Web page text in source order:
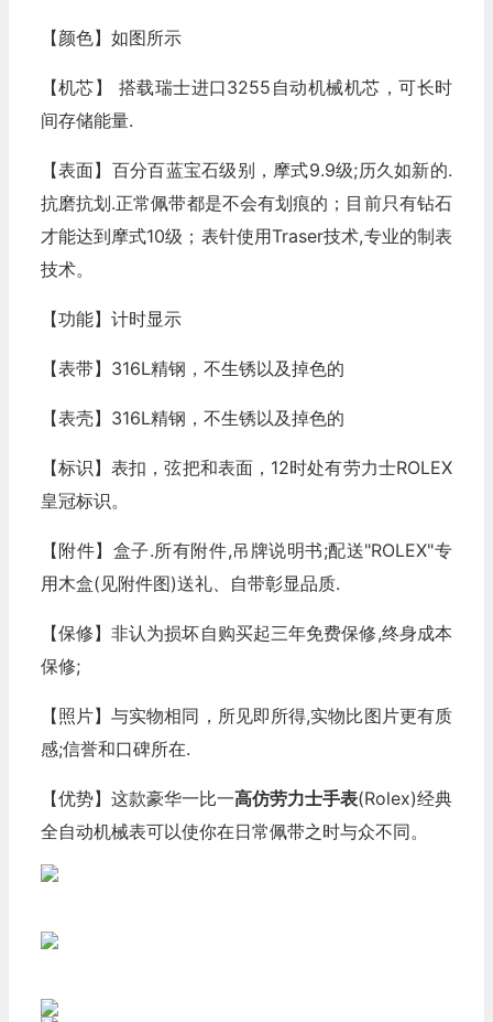
【颜色】如图所示
【机芯】 搭载瑞士进口3255自动机械机芯，可长时
间存储能量.
【表面】百分百蓝宝石级别，摩式9.9级;历久如新的.
抗磨抗划.正常佩带都是不会有划痕的；目前只有钻石
才能达到摩式10级；表针使用Traser技术,专业的制表
技术。
【功能】计时显示
【表带】316L精钢，不生锈以及掉色的
【表壳】316L精钢，不生锈以及掉色的
【标识】表扣，弦把和表面，12时处有劳力士ROLEX
皇冠标识。
【附件】盒子.所有附件,吊牌说明书;配送"ROLEX"专
用木盒(见附件图)送礼、自带彰显品质.
【保修】非认为损坏自购买起三年免费保修,终身成本
保修;
【照片】与实物相同，所见即所得,实物比图片更有质
感;信誉和口碑所在.
【优势】这款豪华一比一高仿劳力士手表(Rolex)经典
全自动机械表可以使你在日常佩带之时与众不同。